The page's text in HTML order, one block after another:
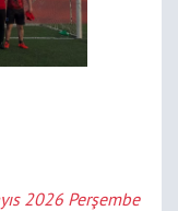
2026 Perşembe